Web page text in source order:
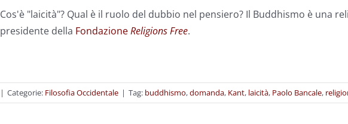
Cos'è "laicità"? Qual è il ruolo del dubbio nel pensiero? Il Buddhismo è una
presidente della FondazioneReligions Free.
| Categorie: Filosofia Occidentale | Tag: buddhismo,domanda, Kant, laicità, Paolo Bancale,